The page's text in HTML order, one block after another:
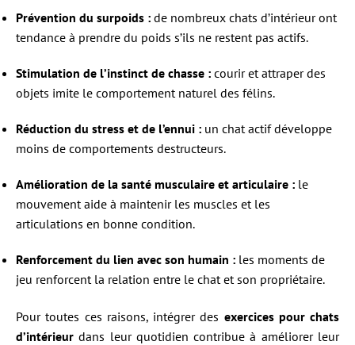
Prévention du surpoids : de nombreux chats d’intérieur ont
tendance à prendre du poids s’ils ne restent pas actifs.
Stimulation de l’instinct de chasse : courir et attraper des
objets imite le comportement naturel des félins.
Réduction du stress et de l’ennui : un chat actif développe
moins de comportements destructeurs.
Amélioration de la santé musculaire et articulaire : le
mouvement aide à maintenir les muscles et les
articulations en bonne condition.
Renforcement du lien avec son humain : les moments de
jeu renforcent la relation entre le chat et son propriétaire.
Pour toutes ces raisons, intégrer des exercices pour chats
d’intérieur dans leur quotidien contribue à améliorer leur